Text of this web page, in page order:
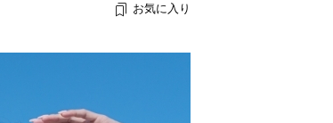
お気に入り